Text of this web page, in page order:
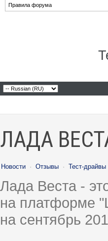
Правила форума
ЛАДА
Новости · Отзывы · Тест-драйвы
Лада Веста -
на платформе
на сентябрь